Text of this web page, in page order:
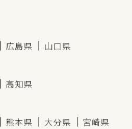
広島県 山口県
高知県
熊本県 大分県
宮崎県